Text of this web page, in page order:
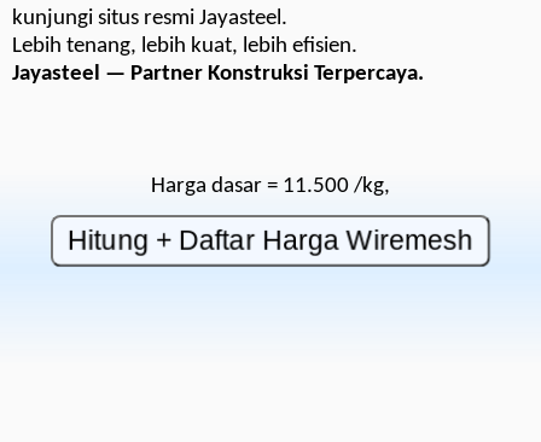
kunjungi situs resmi Jayasteel.
Lebih tenang, lebih kuat, lebih efisien.
Jayasteel — Partner Konstruksi Terpercaya.
Harga dasar = 11.500 /kg,